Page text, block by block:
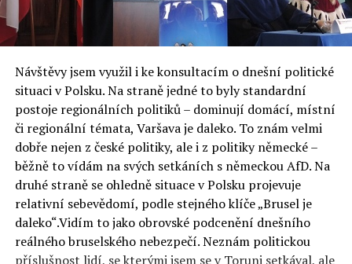
Návštěvy jsem využil i ke konsultacím o dnešní politické
situaci v Polsku. Na straně jedné to byly standardní
postoje regionálních politiků – dominují domácí, místní
či regionální témata, Varšava je daleko. To znám velmi
dobře nejen z české politiky, ale i z politiky německé –
běžně to vídám na svých setkáních s německou AfD. Na
druhé straně se ohledně situace v Polsku projevuje
relativní sebevědomí, podle stejného klíče „Brusel je
daleko“.Vidím to jako obrovské podcenění dnešního
reálného bruselského nebezpečí. Neznám politickou
příslušnost lidí, se kterými jsem se v Toruni setkával, ale